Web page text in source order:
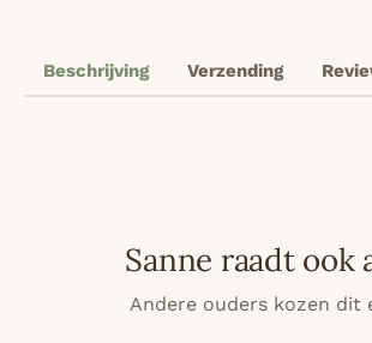
Beschrijving Verzending
Sanne raadt ook
Andere ouders kozen dit